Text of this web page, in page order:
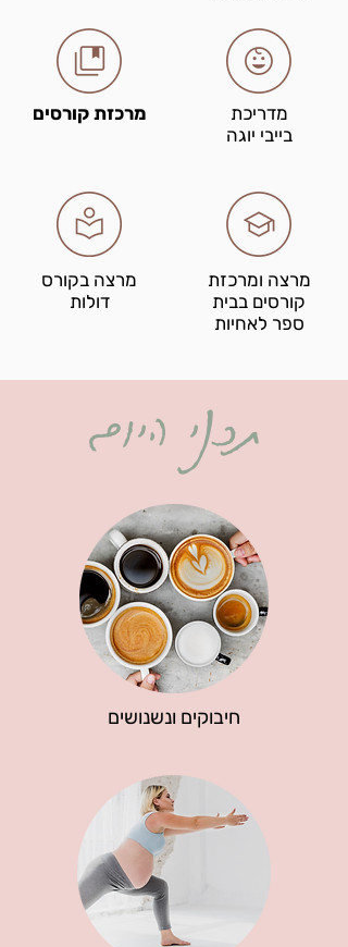
מרכזת קורסים
מרצה בקורס
דולות
מדריכת
בייבי יוגה
מרצה ומרכזת
קורסים בבית
ספר לאחיות
תכני היום
חיבוקים ונשנושים